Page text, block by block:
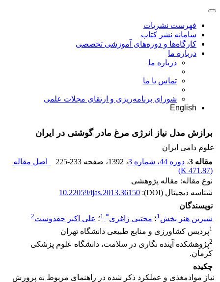
فهرست نشریات
سامانه نشر کتاب
کارگاه‌ها و دوره‌های آموزشی تخصصی
درباره ما
درباره ما
تماس با ما
شورای برنامه‌ریزی و ارتقای مجلات علمی
English
برازش مدل نیاز انرژی مرغ مادر گوشتی در ایران
علوم دامی ایران
مقاله 3
، دوره 44، شماره 3 ، 1392 ، صفحه 225-233
اصل مقاله
(
471.87 K
)
نوع مقاله: مقاله پژوهشی
شناسه دیجیتال (DOI):
10.22059/ijas.2013.36150
نویسندگان
شیرین هنر بخش1؛ مجتبی زاغری*
1؛ علی اکبر حقدوست2
1پردیس کشاورزی و منابع طبیعی دانشگاه تهران
2پژوهشکده آینده نگاری در سلامت، دانشگاه علوم پزشکی
کرمان.
چکیده
نیاز موادمغذی و عملکرد ذکر شده در راهنمای مربوط به پرورش